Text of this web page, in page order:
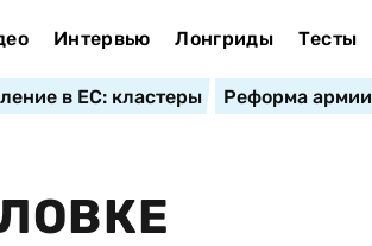
Интервью Лонгриды Тесты
в ЕС: кластеры Реформа армии